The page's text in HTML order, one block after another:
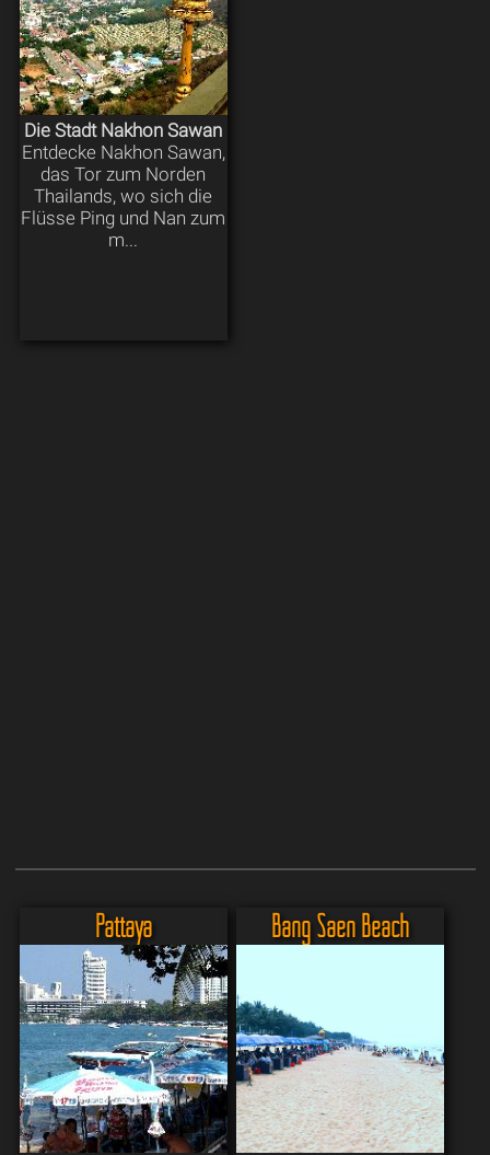
Die Stadt Nakhon Sawan
Entdecke Nakhon Sawan,
das Tor zum Norden
Thailands, wo sich die
Flüsse Ping und Nan zum
m...
Pattaya Bang Saen Beach